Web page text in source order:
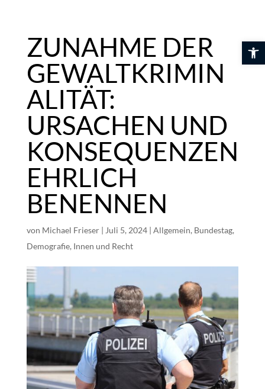
ZUNAHME DER
GEWALTKRIMIN
ALITÄT:
URSACHEN UND
KONSEQUENZEN
EHRLICH
BENENNEN
von Michael Frieser| Juli 5, 2024| Allgemein, Bundestag,
Demografie, Innen und Recht